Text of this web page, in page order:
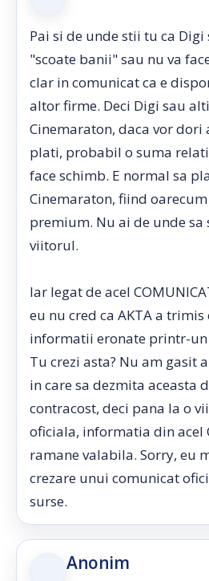
Pai si de unde stii tu ca
"scoate banii" sau nu va
clar in comunicat ca e
altor firme. Deci Digi sau
Cinemaraton, daca vor dori
plati, probabil o suma
face schimb. E normal sa
Cinemaraton, fiind
premium. Nu ai de unde sa
viitorul.
Iar legat de acel
eu nu cred ca AKTA a trimis
informatii eronate printr-
Tu crezi asta? Nu am gasit
in care sa dezmita aceasta
contracost, deci pana la o
oficiala, informatia din acel
ramane valabila. Sorry, eu
crezare unui comunicat
surse.
Anonim